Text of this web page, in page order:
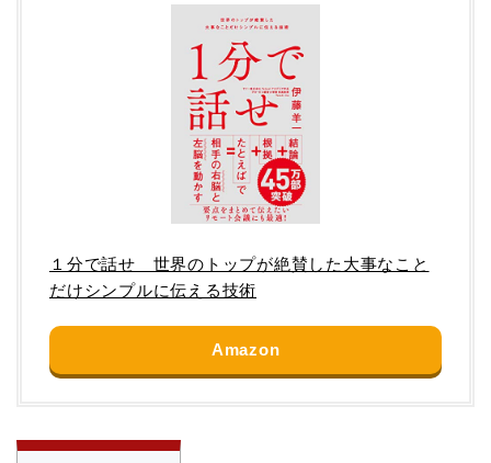
１分で話せ 世界のトップが絶賛した大事なこと
だけシンプルに伝える技術
Amazon